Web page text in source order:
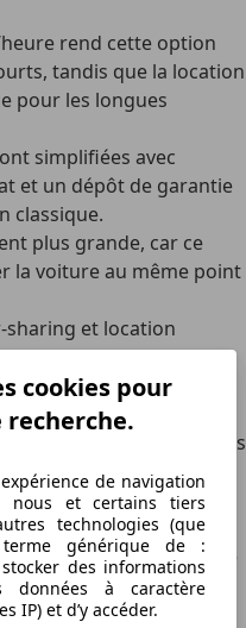
rend cette option
tandis que la location
pour les longues
simplifiées avec
et un dépôt de garantie
classique.
plus grande, car ce
la voiture au même point
sharing et location
dans le choix entre les
pour des trajets courts
à quelques heures.
rentableau-delà d’une
longue distance.
auto) doivent être
deux solutions.
et location de
cookies pour
de navigation
nous et certains tiers
technologies (que
générique de :
des informations
à caractère
IP) et d’y accéder.